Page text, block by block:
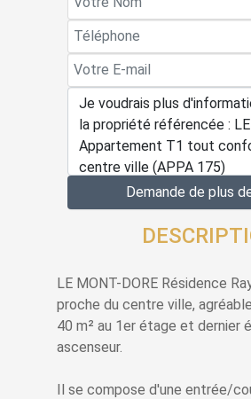
Demande de plus
LE MONT-DORE Résidence
proche du centre ville,
40 m² au 1er étage et dernier
ascenseur.
Il se compose d'une entrée/